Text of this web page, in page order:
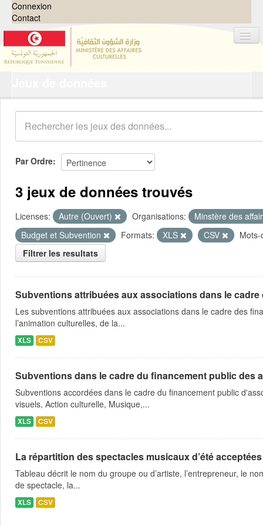
Connexion
Contact
Organisations
Groupes
Demandes 0
À propos
Par Ordre
3 jeux de données trouvés
Licenses: Autre (Ouvert) Organisations:
Minstère des
Budget et Subvention
Formats: XLS CSV
Mots-
Filtrer les resultats
Subventions attribuées aux associations dans le
Les subventions attribuées aux associations dans le cadre des
l’animation culturelles, de la...
XLS CSV
Subventions dans le cadre du financement public des
Subventions accordées dans le cadre du financement public
visuels, Action culturelle, Musique,...
XLS CSV
La répartition des spectacles musicaux d’été
Tableau décrit le nom du groupe ou d’artiste, l’entrepreneur, le
de spectacle, la...
XLS CSV